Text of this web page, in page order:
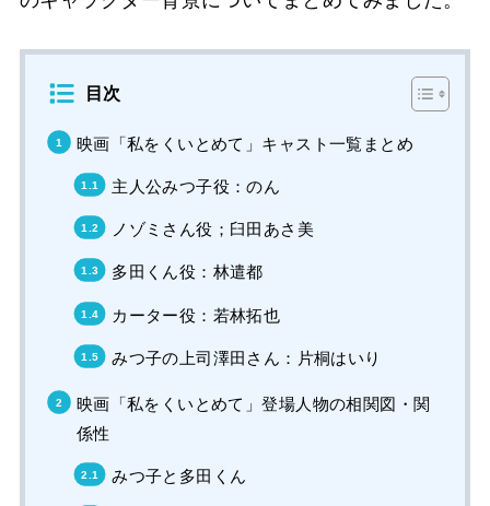
目次
映画「私をくいとめて」キャスト一覧まとめ
主人公みつ子役：のん
ノゾミさん役；臼田あさ美
多田くん役：林遣都
カーター役：若林拓也
みつ子の上司澤田さん：片桐はいり
映画「私をくいとめて」登場人物の相関図・関
係性
みつ子と多田くん